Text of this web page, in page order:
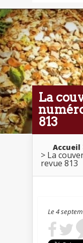
La
813
Accueil
> La
revue 813
Le 4